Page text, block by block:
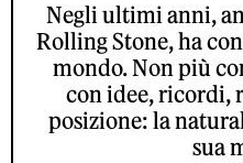
Negli ultimi anni,
Rolling Stone, ha
mondo. Non più
con idee, ricordi,
posizione: la
sua